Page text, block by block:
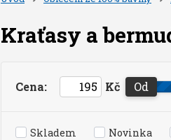
Kraťasy a
Cena: Kč Od
Skladem Novinka